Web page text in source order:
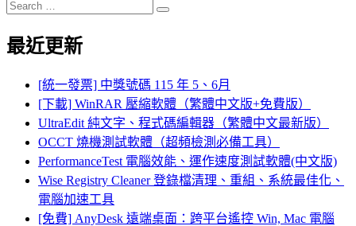
Search
for:
Search
最近更新
[統一發票] 中獎號碼 115 年 5、6月
[下載] WinRAR 壓縮軟體（繁體中文版+免費版）
UltraEdit 純文字、程式碼編輯器（繁體中文最新版）
OCCT 燒機測試軟體（超頻檢測必備工具）
PerformanceTest 電腦效能、運作速度測試軟體(中文版)
Wise Registry Cleaner 登錄檔清理、重組、系統最佳化、
電腦加速工具
[免費] AnyDesk 遠端桌面：跨平台遙控 Win, Mac 電腦